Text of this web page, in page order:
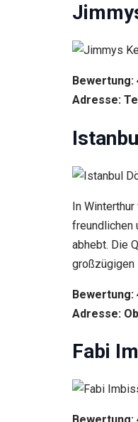
Bewertung:
Adresse:
In
freundlichen
abhebt. Die
großzügigen
Bewertung:
Adresse:
Fabi